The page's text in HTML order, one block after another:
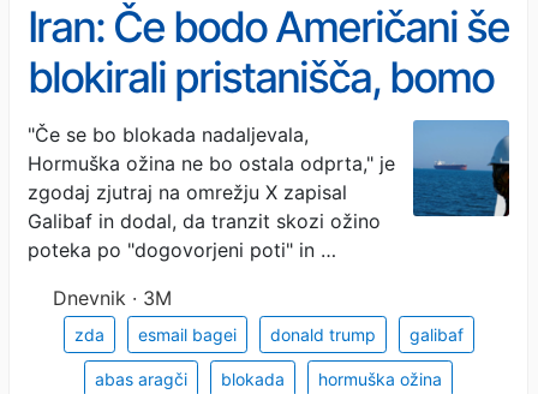
Iran: Če bodo Američani še
blokirali pristanišča, bomo
Hormuško ožino znova
zaprli
"Če se bo blokada nadaljevala,
Hormuška ožina ne bo ostala odprta," je
zgodaj zjutraj na omrežju X zapisal
Galibaf in dodal, da tranzit skozi ožino
poteka po "dogovorjeni poti" in …
Dnevnik · 3M
zda esmail bagei donald trump galibaf
abas aragči blokada hormuška ožina